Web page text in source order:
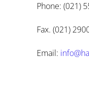
Phone: (021)
Fax. (021)
Email: